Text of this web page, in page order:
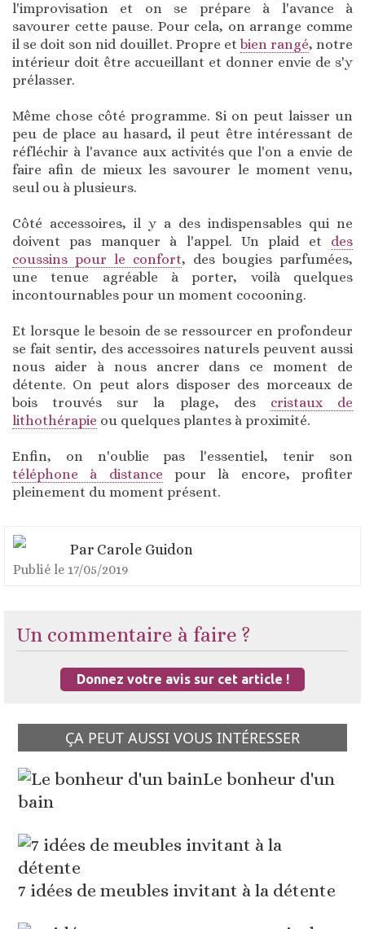
l'improvisation et on se prépare à l'avance à
savourer cette pause. Pour cela, on arrange comme
il se doit son nid douillet. Propre et bien rangé, notre
intérieur doit être accueillant et donner envie de s'y
prélasser.
Même chose côté programme. Si on peut laisser un
peu de place au hasard, il peut être intéressant de
réfléchir à l'avance aux activités que l'on a envie de
faire afin de mieux les savourer le moment venu,
seul ou à plusieurs.
Côté accessoires, il y a des indispensables qui ne
doivent pas manquer à l'appel. Un plaid et des
coussins pour le confort, des bougies parfumées,
une tenue agréable à porter, voilà quelques
incontournables pour un moment cocooning.
Et lorsque le besoin de se ressourcer en profondeur
se fait sentir, des accessoires naturels peuvent aussi
nous aider à nous ancrer dans ce moment de
détente. On peut alors disposer des morceaux de
bois trouvés sur la plage, des cristaux de
lithothérapie ou quelques plantes à proximité.
Enfin, on n'oublie pas l'essentiel, tenir son
téléphone à distance pour là encore, profiter
pleinement du moment présent.
Par Carole Guidon
Publié le 17/05/2019
Un commentaire à faire ?
Donnez votre avis sur cet article !
ÇA PEUT AUSSI VOUS INTÉRESSER
Le bonheur d'un
bain
7 idées de meubles invitant à la détente